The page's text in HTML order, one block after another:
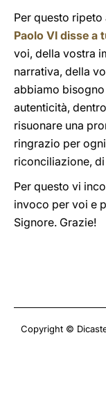
Per questo
Paolo VI disse a
voi, della vostra
narrativa, della
abbiamo
autenticità,
risuonare una
ringrazio per
riconciliazione,
Per questo vi
invoco per voi e
Signore. Grazie!
Copyright ©